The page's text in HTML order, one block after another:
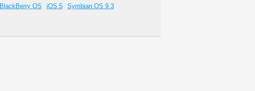
BlackBerry OS iOS 5
Symbian OS 9.3